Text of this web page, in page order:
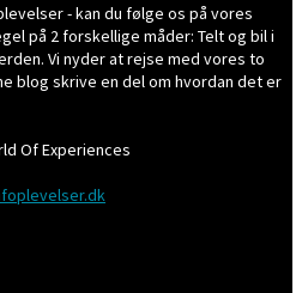
- kan du følge os på vores
på 2 forskellige måder: Telt og bil i
Vi nyder at rejse med vores to
blog skrive en del om hvordan det er
Of Experiences